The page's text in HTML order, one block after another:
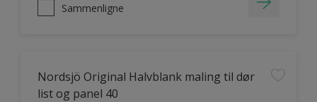
Sammenligne
Nordsjö Original Halvblank maling til dør
list og panel 40